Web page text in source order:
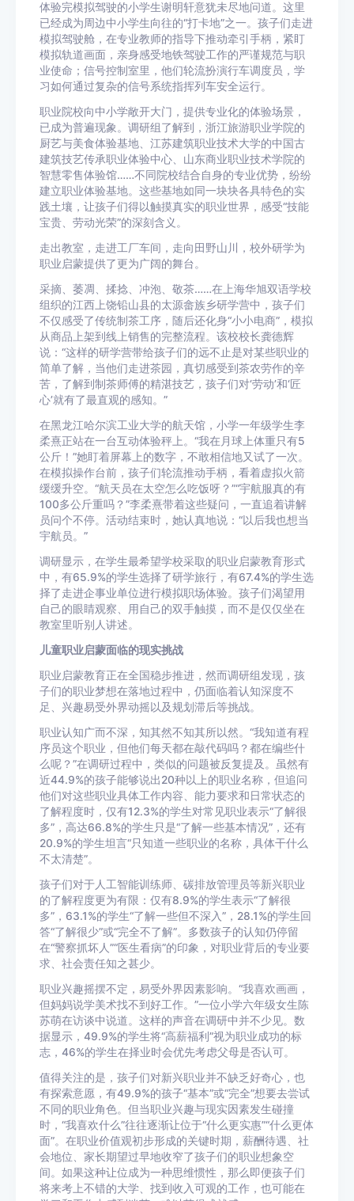
体验完模拟驾驶的小学生谢明轩意犹未尽地问道。这里
已经成为周边中小学生向往的“打卡地”之一。孩子们走进
模拟驾驶舱，在专业教师的指导下推动牵引手柄，紧盯
模拟轨道画面，亲身感受地铁驾驶工作的严谨规范与职
业使命；信号控制室里，他们轮流扮演行车调度员，学
习如何通过复杂的信号系统指挥列车安全运行。
职业院校向中小学敞开大门，提供专业化的体验场景，
已成为普遍现象。调研组了解到，浙江旅游职业学院的
厨艺与美食体验基地、江苏建筑职业技术大学的中国古
建筑技艺传承职业体验中心、山东商业职业技术学院的
智慧零售体验馆……不同院校结合自身的专业优势，纷纷
建立职业体验基地。这些基地如同一块块各具特色的实
践土壤，让孩子们得以触摸真实的职业世界，感受“技能
宝贵、劳动光荣”的深刻含义。
走出教室，走进工厂车间，走向田野山川，校外研学为
职业启蒙提供了更为广阔的舞台。
采摘、萎凋、揉捻、冲泡、敬茶……在上海华旭双语学校
组织的江西上饶铅山县的太源畲族乡研学营中，孩子们
不仅感受了传统制茶工序，随后还化身“小小电商”，模拟
从商品上架到线上销售的完整流程。该校校长龚德辉
说：“这样的研学营带给孩子们的远不止是对某些职业的
简单了解，当他们走进茶园，真切感受到茶农劳作的辛
苦，了解到制茶师傅的精湛技艺，孩子们对‘劳动’和‘匠
心’就有了最直观的感知。”
在黑龙江哈尔滨工业大学的航天馆，小学一年级学生李
柔熹正站在一台互动体验秤上。“我在月球上体重只有5
公斤！”她盯着屏幕上的数字，不敢相信地又试了一次。
在模拟操作台前，孩子们轮流推动手柄，看着虚拟火箭
缓缓升空。“航天员在太空怎么吃饭呀？”“宇航服真的有
100多公斤重吗？”李柔熹带着这些疑问，一直追着讲解
员问个不停。活动结束时，她认真地说：“以后我也想当
宇航员。”
调研显示，在学生最希望学校采取的职业启蒙教育形式
中，有65.9%的学生选择了研学旅行，有67.4%的学生选
择了走进企事业单位进行模拟职场体验。孩子们渴望用
自己的眼睛观察、用自己的双手触摸，而不是仅仅坐在
教室里听别人讲述。
儿童职业启蒙面临的现实挑战
职业启蒙教育正在全国稳步推进，然而调研组发现，孩
子们的职业梦想在落地过程中，仍面临着认知深度不
足、兴趣易受外界动摇以及规划滞后等挑战。
职业认知广而不深，知其然不知其所以然。“我知道有程
序员这个职业，但他们每天都在敲代码吗？都在编些什
么呢？”在调研过程中，类似的问题被反复提及。虽然有
近44.9%的孩子能够说出20种以上的职业名称，但追问
他们对这些职业具体工作内容、能力要求和日常状态的
了解程度时，仅有12.3%的学生对常见职业表示“了解很
多”，高达66.8%的学生只是“了解一些基本情况”，还有
20.9%的学生坦言“只知道一些职业的名称，具体干什么
不太清楚”。
孩子们对于人工智能训练师、碳排放管理员等新兴职业
的了解程度更为有限：仅有8.9%的学生表示“了解很
多”，63.1%的学生“了解一些但不深入”，28.1%的学生回
答“了解很少”或“完全不了解”。多数孩子的认知仍停留
在“警察抓坏人”“医生看病”的印象，对职业背后的专业要
求、社会责任知之甚少。
职业兴趣摇摆不定，易受外界因素影响。“我喜欢画画，
但妈妈说学美术找不到好工作。”一位小学六年级女生陈
苏萌在访谈中说道。这样的声音在调研中并不少见。数
据显示，49.9%的学生将“高薪福利”视为职业成功的标
志，46%的学生在择业时会优先考虑父母是否认可。
值得关注的是，孩子们对新兴职业并不缺乏好奇心，也
有探索意愿，有49.9%的孩子“基本”或“完全”想要去尝试
不同的职业角色。但当职业兴趣与现实因素发生碰撞
时，“我喜欢什么”往往逐渐让位于“什么更实惠”“什么更体
面”。在职业价值观初步形成的关键时期，薪酬待遇、社
会地位、家长期望过早地收窄了孩子们的职业想象空
间。如果这种让位成为一种思维惯性，那么即便孩子们
将来考上不错的大学、找到收入可观的工作，也可能在